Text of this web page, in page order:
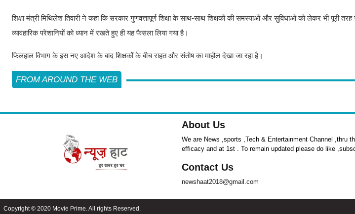
शिक्षा मंत्री मिथिलेश तिवारी ने कहा कि सरकार गुणवत्तापूर्ण शिक्षा के साथ-साथ शिक्षकों की समस्याओं और सुविधाओं को लेकर भी पूरी
व्यावहारिक परेशानियों को ध्यान में रखते हुए ही यह फैसला लिया गया है।
फिलहाल विभाग के इस नए आदेश के बाद शिक्षकों के बीच राहत और संतोष का माहौल देखा जा रहा है।
FROM AROUND THE WEB
About Us
We are News ,sports ,Tech & Entertainment Channel ,thru
efficacy and at 1st . To remain updated please do like
Contact Us
newshaat2018@gmail.com
Copyright © 2020 Movie Prime. All rights Reserved.